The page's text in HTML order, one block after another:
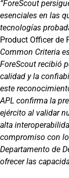
“ForeScout
esenciales en las
tecnologías
Product Officer de
Common Criteria
ForeScout recibió
calidad y la
este
APL confirma la
ejército al validar
alta
compromiso con
Departamento de
ofrecer las